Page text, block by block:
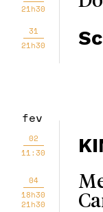
21h30
31
21h30
fev
02
11:30
04
18h30
21h30